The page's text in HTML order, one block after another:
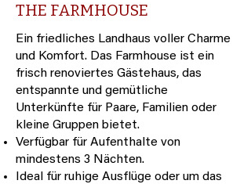
THE FARMHOUSE
Ein friedliches Landhaus voller Charme
und Komfort. Das Farmhouse ist ein
frisch renoviertes Gästehaus, das
entspannte und gemütliche
Unterkünfte für Paare, Familien oder
kleine Gruppen bietet.
Verfügbar für Aufenthalte von
mindestens 3 Nächten.
Ideal für ruhige Ausflüge oder um das